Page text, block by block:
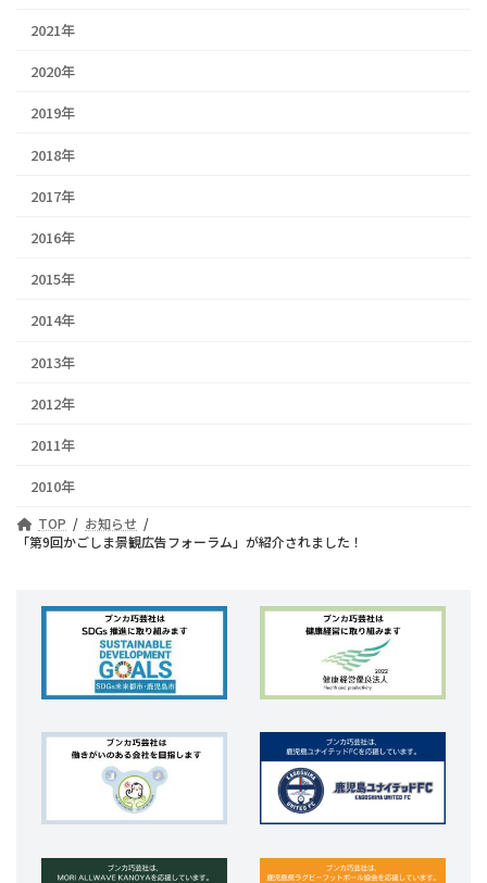
2021年
2020年
2019年
2018年
2017年
2016年
2015年
2014年
2013年
2012年
2011年
2010年
TOP
お知らせ
「第9回かごしま景観広告フォーラム」が紹介されました！